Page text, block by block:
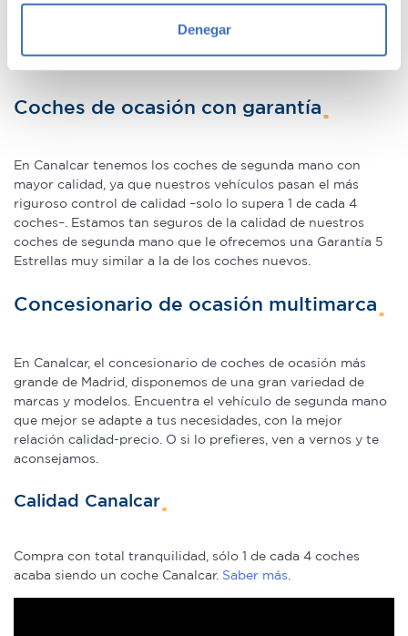
Obtenga más información sobre cómo se procesan sus
sección de datos
. Puede cambiar o retirar su
consentimiento en cualquier momento en la Declaración
de cookies.
Las cookies de este sitio web se usan para personalizar
el contenido y los anuncios, ofrecer funciones de redes
información sobre el uso que haga del sitio web con
que les haya proporcionado o que hayan recopilado a
partir del uso que haya hecho de sus servicios.
Denegar
encontrar descuentos de los que beneficiarte. Ven a vernos
y pregúntanos por nuestras ofertas, las acompañaremos de
Coches de ocasión con garantía
En Canalcar tenemos los coches de segunda mano con
mayor calidad, ya que nuestros vehículos pasan el más
riguroso control de calidad –solo lo supera 1 de cada 4
coches–. Estamos tan seguros de la calidad de nuestros
coches de segunda mano que le ofrecemos una Garantía 5
Estrellas muy similar a la de los coches nuevos.
Concesionario de ocasión multimarca
En Canalcar, el concesionario de coches de ocasión más
grande de Madrid, disponemos de una gran variedad de
marcas y modelos. Encuentra el vehículo de segunda mano
que mejor se adapte a tus necesidades, con la mejor
relación calidad-precio. O si lo prefieres, ven a vernos y te
aconsejamos.
Calidad Canalcar
Compra con total tranquilidad, sólo 1 de cada 4 coches
acaba siendo un coche Canalcar. Saber más